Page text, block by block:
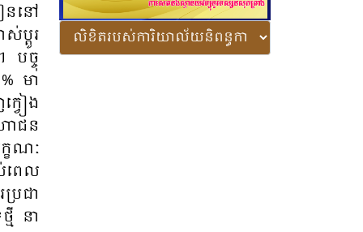
ន​នៅ​
ប្តូរ​​​
បច្ចុ​
មា​
វៀង​
ា​ជន​
ខ​ណៈ​​
ពេល​​
រ​ជា​
មី​ នា​